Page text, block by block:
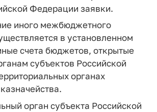
Федерации заявки.
иного межбюджетного
в установленном
счета бюджетов, открытые
субъектов Российской
органах
орган субъекта Российской